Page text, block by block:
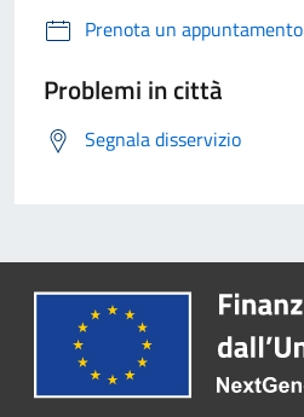
Prenota un appuntamento
Problemi in città
Segnala disservizio